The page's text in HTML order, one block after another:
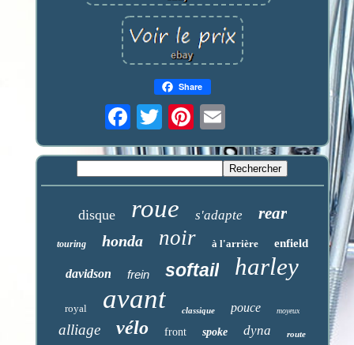
Share
disque roue s'adapte rear
touring honda noir à l'arrière enfield
davidson frein softail harley
royal avant classique pouce moyeux
alliage vélo front spoke dyna route